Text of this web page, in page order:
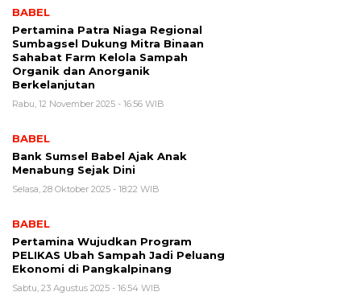
BABEL
Pertamina Patra Niaga Regional
Sumbagsel Dukung Mitra Binaan
Sahabat Farm Kelola Sampah
Organik dan Anorganik
Berkelanjutan
Rabu, 12 November 2025 - 16:56 WIB
BABEL
Bank Sumsel Babel Ajak Anak
Menabung Sejak Dini
Selasa, 28 Oktober 2025 - 18:22 WIB
BABEL
Pertamina Wujudkan Program
PELIKAS Ubah Sampah Jadi Peluang
Ekonomi di Pangkalpinang
Sabtu, 23 Agustus 2025 - 16:54 WIB